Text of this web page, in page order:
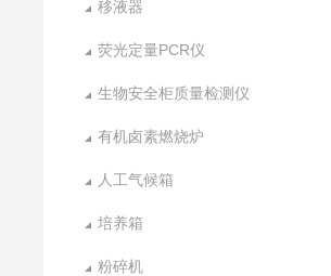
移液器
荧光定量PCR仪
生物安全柜质量检测仪
有机卤素燃烧炉
人工气候箱
培养箱
粉碎机